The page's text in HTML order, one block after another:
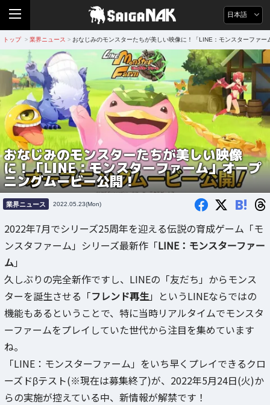
日本語
トップ > 業界ニュース > おなじみのモンスターたちが美しい映像に！「LINE：モンスターファ
おなじみのモンスターたちが美しい映像
に！「LINE：モンスターファーム」オープ
ニングムービー公開！
業界ニュース 2022.05.23(Mon) B!
2022年7月でシリーズ25周年を迎える伝説の育成ゲーム「モ
ンスタファーム」シリーズ最新作「LINE：モンスターファー
ム」
久しぶりの完全新作ですし、LINEの「友だち」からモンス
ターを誕生させる「フレンド再生」というLINEならではの
機能もあるということで、特に当時リアルタイムでモンスタ
ーファームをプレイしていた世代から注目を集めています
ね。
「LINE：モンスターファーム」をいち早くプレイできるクロ
ーズドβテスト(※現在は募集終了)が、2022年5月24日(火)か
らの実施が控えている中、新情報が解禁です！